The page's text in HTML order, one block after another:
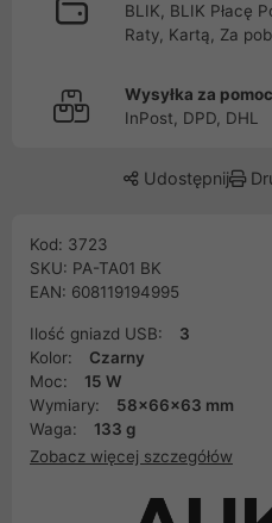
BLIK, BLIK Płacę
Raty, Kartą, Za
Wysyłka za
InPost, DPD, DHL
Udostępnij
Kod: 3723
SKU: PA-TA01 BK
EAN: 608119194995
Ilość gniazd USB:
3
Kolor:
Czarny
Moc:
15 W
Wymiary:
58x66x63 mm
Waga:
133 g
Zobacz więcej szczegółów